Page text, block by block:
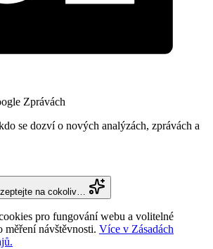
Zprávách
se dozví o nových analýzách, zprávách a
na cokoliv…
pro fungování webu a volitelné
měření návštěvnosti. Více v Zásadách